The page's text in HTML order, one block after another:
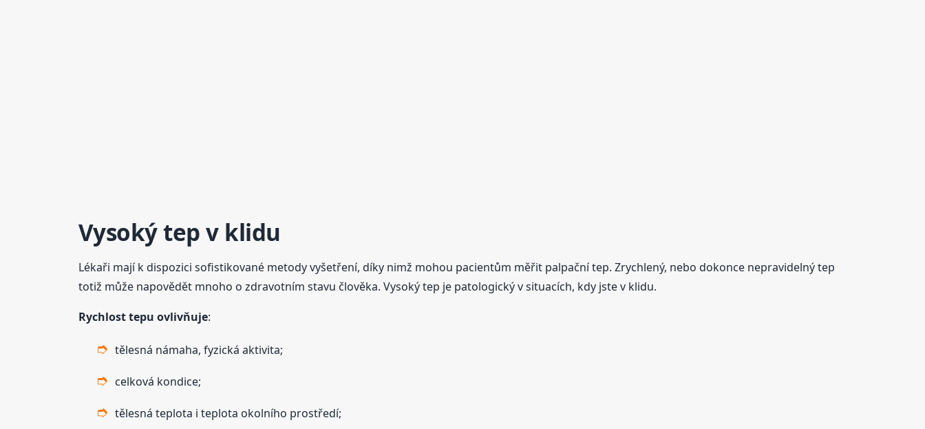
Vysoký tep v klidu
Lékaři mají k dispozici sofistikované metody vyšetření, díky nimž mohou pacientům měřit palpační tep. Zrychlený, nebo dokonce nepravidelný tep
totiž může napovědět mnoho o zdravotním stavu člověka. Vysoký tep je patologický v situacích, kdy jste v klidu.
Rychlost tepu ovlivňuje:
tělesná námaha, fyzická aktivita;
celková kondice;
tělesná teplota i teplota okolního prostředí;